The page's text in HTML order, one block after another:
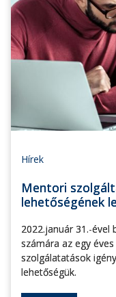
Hírek
Mentori
lehetőségének
2022.január 31.-ével
számára az egy
szolgálatatások
lehetőségük.